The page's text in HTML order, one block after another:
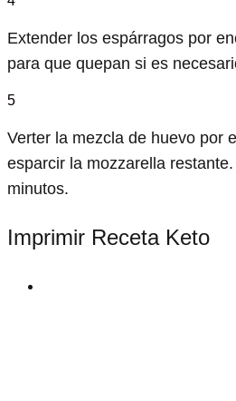
Extender los espárragos por
para que quepan si es
5
Verter la mezcla de huevo por
esparcir la mozzarella
minutos.
Imprimir Receta Keto